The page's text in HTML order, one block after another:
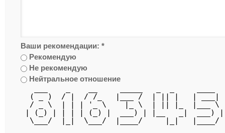
Ваши рекомендации: *
Рекомендую
Не рекомендую
Нейтральное отношение
  ( _ )  / |  / /_   |___ /  | || |   | ___|
  / _ \  | | | '_ \    |_ \  | || |_  |___ \
| (_) | | | | (_) |  ___) | |__   _|  ___) |
  \___/  |_|  \___/  |____/     |_|   |____/